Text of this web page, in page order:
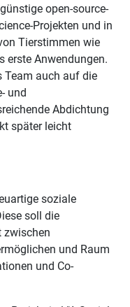
open-source-
Projekten und in
Tierstimmen wie
erste Anwendungen.
Team auch auf die
und
Abdichtung
später leicht
soziale
soll die
zwischen
und Raum
und Co-